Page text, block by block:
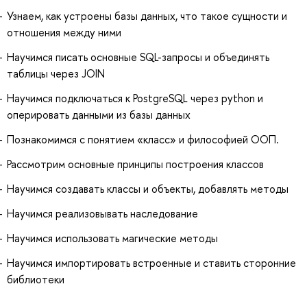
Узнаем, как устроены базы данных, что такое сущности и
отношения между ними
Научимся писать основные SQL-запросы и объединять
таблицы через JOIN
Научимся подключаться к PostgreSQL через python и
оперировать данными из базы данных
Познакомимся с понятием «класс» и философией ООП.
Рассмотрим основные принципы построения классов
Научимся создавать классы и объекты, добавлять методы
Научимся реализовывать наследование
Научимся использовать магические методы
Научимся импортировать встроенные и ставить сторонние
библиотеки